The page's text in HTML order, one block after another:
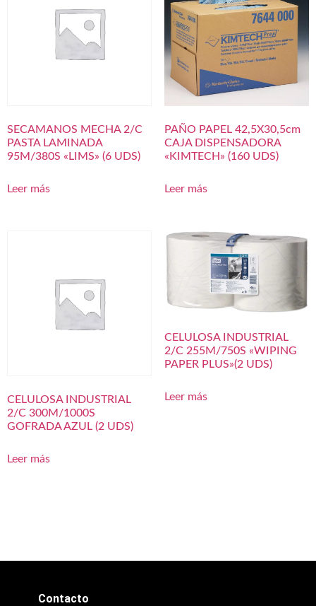
SECAMANOS MECHA 2/C
PASTA LAMINADA
95M/380S «LIMS» (6 UDS)
Leer más
PAÑO PAPEL 42,5X30,5cm
CAJA DISPENSADORA
«KIMTECH» (160 UDS)
Leer más
CELULOSA INDUSTRIAL
2/C 300M/1000S
GOFRADA AZUL (2 UDS)
Leer más
CELULOSA INDUSTRIAL
2/C 255M/750S «WIPING
PAPER PLUS»(2 UDS)
Leer más
Contacto